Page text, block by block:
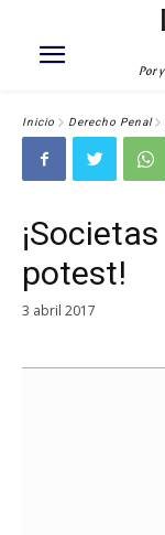
Por
Inicio Derecho Penal
potest!
3 abril 2017